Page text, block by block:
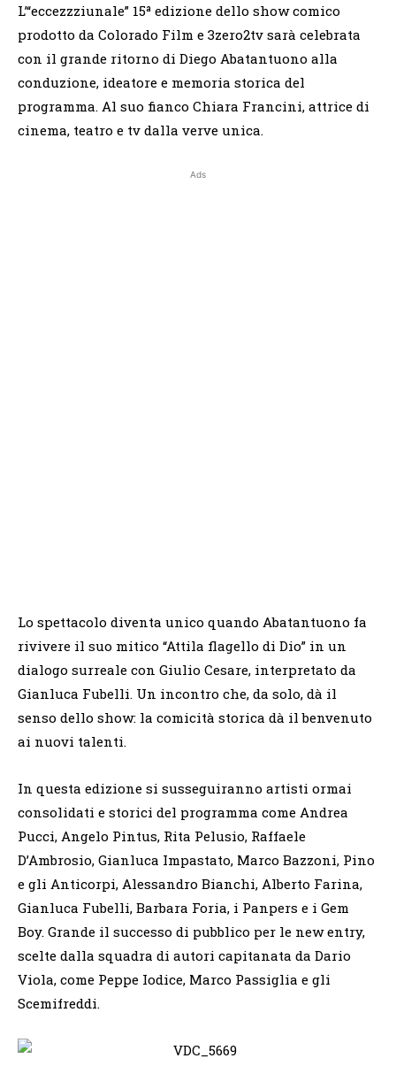
L’“eccezzziunale” 15ª edizione dello show comico
prodotto da Colorado Film e 3zero2tv sarà celebrata
con il grande ritorno di Diego Abatantuono alla
conduzione, ideatore e memoria storica del
programma. Al suo fianco Chiara Francini, attrice di
cinema, teatro e tv dalla verve unica.
Ads
Lo spettacolo diventa unico quando Abatantuono fa
rivivere il suo mitico “Attila flagello di Dio” in un
dialogo surreale con Giulio Cesare, interpretato da
Gianluca Fubelli. Un incontro che, da solo, dà il
senso dello show: la comicità storica dà il benvenuto
ai nuovi talenti.
In questa edizione si susseguiranno artisti ormai
consolidati e storici del programma come Andrea
Pucci, Angelo Pintus, Rita Pelusio, Raffaele
D’Ambrosio, Gianluca Impastato, Marco Bazzoni, Pino
e gli Anticorpi, Alessandro Bianchi, Alberto Farina,
Gianluca Fubelli, Barbara Foria, i Panpers e i Gem
Boy. Grande il successo di pubblico per le new entry,
scelte dalla squadra di autori capitanata da Dario
Viola, come Peppe Iodice, Marco Passiglia e gli
Scemifreddi.